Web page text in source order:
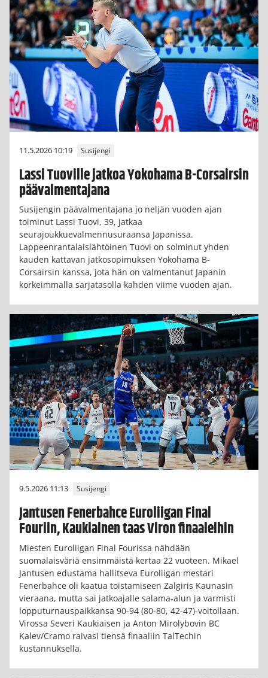
11.5.2026 10:19 Susijengi
Lassi Tuoville jatkoa Yokohama B-Corsairsin
päävalmentajana
Susijengin päävalmentajana jo neljän vuoden ajan
toiminut Lassi Tuovi, 39, jatkaa
seurajoukkuevalmennusuraansa Japanissa.
Lappeenrantalaislähtöinen Tuovi on solminut yhden
kauden kattavan jatkosopimuksen Yokohama B-
Corsairsin kanssa, jota hän on valmentanut Japanin
korkeimmalla sarjatasolla kahden viime vuoden ajan.
9.5.2026 11:13 Susijengi
Jantusen Fenerbahce Euroliigan Final
Fouriin, Kaukiainen taas Viron finaaleihin
Miesten Euroliigan Final Fourissa nähdään
suomalaisväriä ensimmäistä kertaa 22 vuoteen. Mikael
Jantusen edustama hallitseva Euroliigan mestari
Fenerbahce oli kaatua toistamiseen Zalgiris Kaunasin
vieraana, mutta sai jatkoajalle salama-alun ja varmisti
lopputurnauspaikkansa 90-94 (80-80, 42-47)-voitollaan.
Virossa Severi Kaukiaisen ja Anton Mirolybovin BC
Kalev/Cramo raivasi tiensä finaaliin TalTechin
kustannuksella.